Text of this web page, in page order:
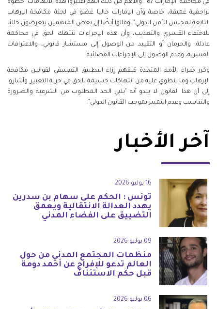
في محاكمة "الإمارات 87". والأهم من ذلك أنهم اعتبروا هذه الاتهامات "خطوة
تراجعية عميقة، خاصة وأن الإمارات حاليا عضو في لجنة مكافحة الإرهاب
التابعة لمجلس الأمن الدولي". وقالوا أيضًا إن بعض المتهمين يتعرضون حاليًا
للاختفاء القسري والتعذيب، وأن هذه الإجراءات تنتهك الحق في محاكمة
عادلة، والحرمان أو التقييد من الوصول إلى مستشار قانوني، والاعترافات
القسرية، وعدم الوصول إلى الإجراءات القضائية.
وكرر خبراء الأمم المتحدة قلقهم إزاء التطبيق التعسفي لقوانين مكافحة
الإرهاب وما ينطوي عليه من انتهاكات جسيمة للحق في حرية التعبير. وأشاروا
إلى أن هذا القانون لا يبدو أنه "يلبي الحد المطلوب من الشرعية والضرورة
والتناسب وعدم التمييز بموجب القانون الدولي".
آخر الأخبار
16 يوليو 2026
تونس : الحكم على سهام بن سدرين
يهدد العدالة الانتقالية ويعمق
التضييق على الفضاء المدني
09 يوليو 2026
منظمات المجتمع المدني من حول
العالم تدعو للإفراج عن أحمد دومة
قبل حكم الاستئناف
06 يوليو 2026